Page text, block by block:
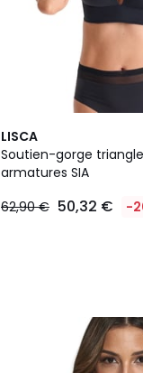
LISCA
Soutien-gorge
armatures SIA
62,90 € 50,32 € -
2
Couleurs